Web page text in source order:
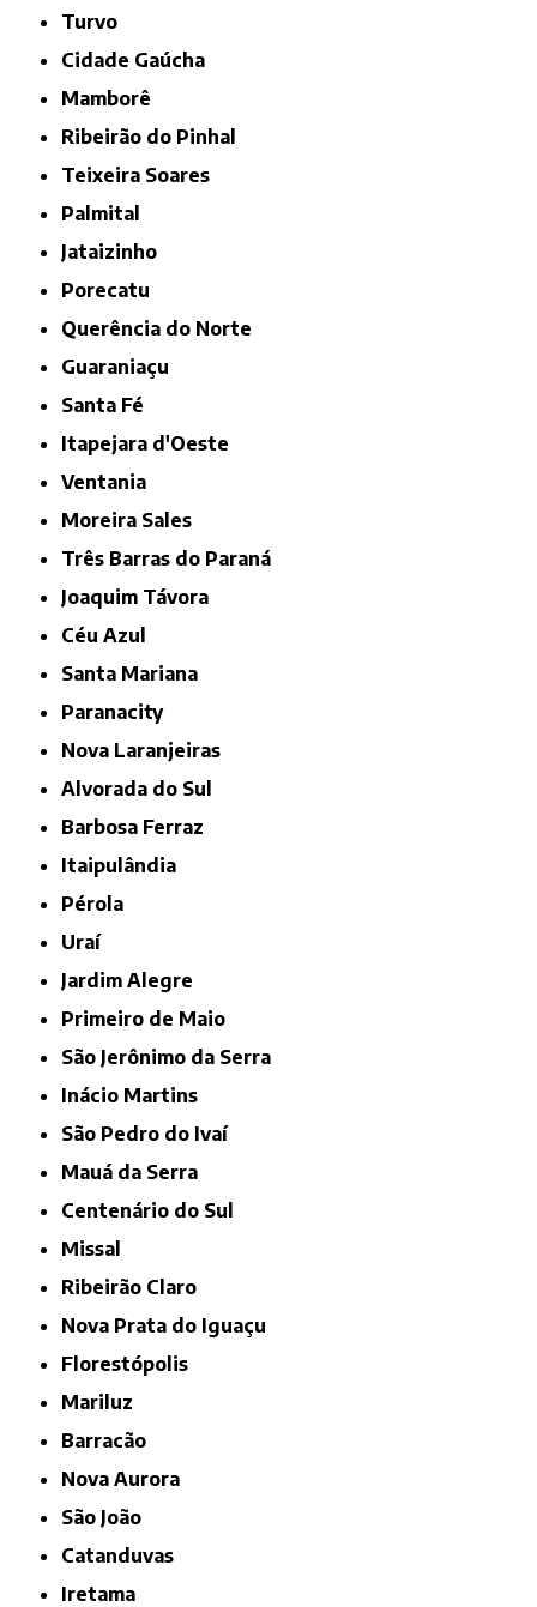
Turvo
Cidade Gaúcha
Mamborê
Ribeirão do Pinhal
Teixeira Soares
Palmital
Jataizinho
Porecatu
Querência do Norte
Guaraniaçu
Santa Fé
Itapejara d'Oeste
Ventania
Moreira Sales
Três Barras do Paraná
Joaquim Távora
Céu Azul
Santa Mariana
Paranacity
Nova Laranjeiras
Alvorada do Sul
Barbosa Ferraz
Itaipulândia
Pérola
Uraí
Jardim Alegre
Primeiro de Maio
São Jerônimo da Serra
Inácio Martins
São Pedro do Ivaí
Mauá da Serra
Centenário do Sul
Missal
Ribeirão Claro
Nova Prata do Iguaçu
Florestópolis
Mariluz
Barracão
Nova Aurora
São João
Catanduvas
Iretama